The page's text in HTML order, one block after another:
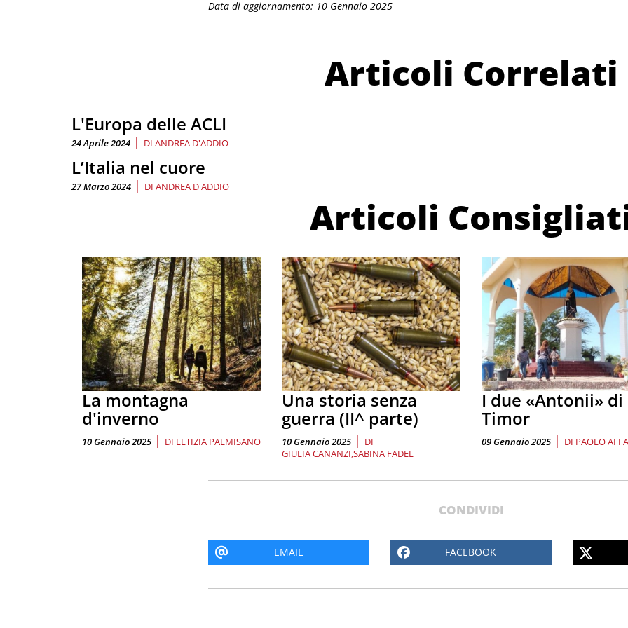
Data di aggiornamento: 10 Gennaio 2025
Articoli Correlati
L'Europa delle ACLI
24 Aprile 2024 | DI ANDREA D'ADDIO
L’Italia nel cuore
27 Marzo 2024 | DI ANDREA D'ADDIO
Articoli
La montagna
d'inverno
10 Gennaio 2025 | DI LETIZIA PALMISANO
Una storia senza
guerra (II^ parte)
10 Gennaio 2025 | DI
GIULIA CANANZI SABINA FADEL
I due «Antonii» di
Timor
09 Gennaio 2025 | DI PAOLO
CONDIVIDI
EMAIL FACEBOOK